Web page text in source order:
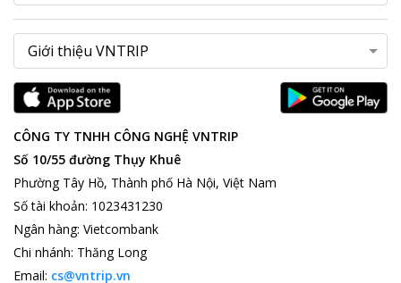
CÔNG TY TNHH CÔNG NGHỆ VNTRIP
Số 10/55 đường Thụy Khuê
Phường Tây Hồ, Thành phố Hà Nội, Việt Nam
Số tài khoản: 1023431230
Ngân hàng: Vietcombank
Chi nhánh: Thăng Long
Email: cs@vntrip.vn